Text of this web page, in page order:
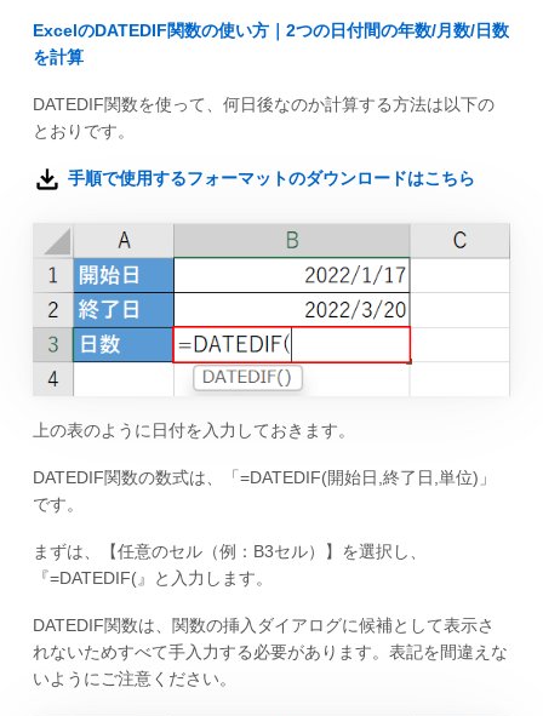
ExcelのDATEDIF関数の使い方｜2つの日付間の年数/月数/日数
を計算
DATEDIF関数を使って、何日後なのか計算する方法は以下の
とおりです。
手順で使用するフォーマットのダウンロードはこちら
上の表のように日付を入力しておきます。
DATEDIF関数の数式は、「=DATEDIF(開始日,終了日,単位)」
です。
まずは、【任意のセル（例：B3セル）】を選択し、
『=DATEDIF(』と入力します。
DATEDIF関数は、関数の挿入ダイアログに候補として表示さ
れないためすべて手入力する必要があります。表記を間違えな
いようにご注意ください。